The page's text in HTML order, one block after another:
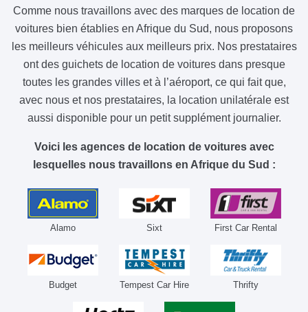
Comme nous travaillons avec des marques de location de
voitures bien établies en Afrique du Sud, nous proposons
les meilleurs véhicules aux meilleurs prix. Nos prestataires
ont des guichets de location de voitures dans presque
toutes les grandes villes et à l’aéroport, ce qui fait que,
avec nous et nos prestataires, la location unilatérale est
aussi disponible pour un petit supplément journalier.
Voici les agences de location de voitures avec
lesquelles nous travaillons en Afrique du Sud :
Alamo Sixt First Car Rental
Budget Tempest Car Hire Thrifty